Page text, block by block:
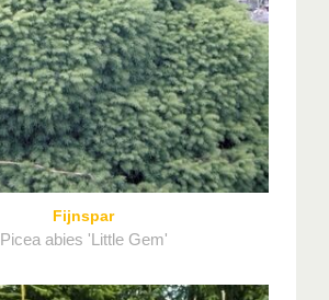
Fijnspar
Picea abies 'Little Gem'